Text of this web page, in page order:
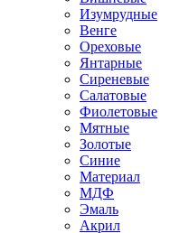
Изумрудные
Венге
Ореховые
Янтарные
Сиреневые
Салатовые
Фиолетовые
Мятные
Золотые
Синие
Материал
МДФ
Эмаль
Акрил